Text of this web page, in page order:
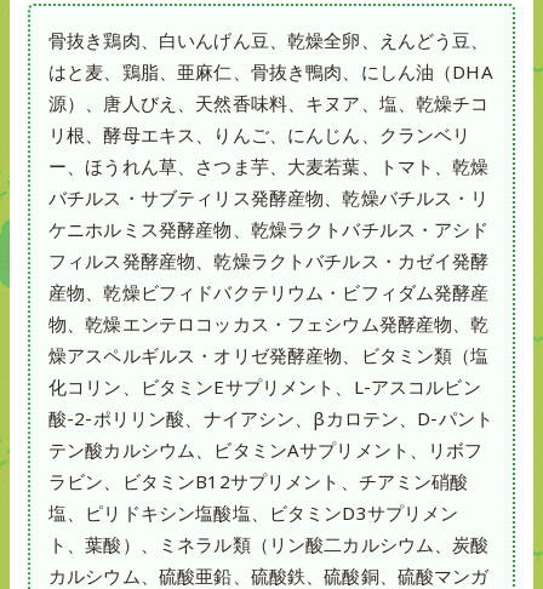
骨抜き鶏肉、白いんげん豆、乾燥全卵、えんどう豆、
はと麦、鶏脂、亜麻仁、骨抜き鴨肉、にしん油（DHA
源）、唐人びえ、天然香味料、キヌア、塩、乾燥チコ
リ根、酵母エキス、りんご、にんじん、クランベリ
ー、ほうれん草、さつま芋、大麦若葉、トマト、乾燥
バチルス・サブティリス発酵産物、乾燥バチルス・リ
ケニホルミス発酵産物、乾燥ラクトバチルス・アシド
フィルス発酵産物、乾燥ラクトバチルス・カゼイ発酵
産物、乾燥ビフィドバクテリウム・ビフィダム発酵産
物、乾燥エンテロコッカス・フェシウム発酵産物、乾
燥アスペルギルス・オリゼ発酵産物、ビタミン類（塩
化コリン、ビタミンEサプリメント、L-アスコルビン
酸-2-ポリリン酸、ナイアシン、βカロテン、D-パント
テン酸カルシウム、ビタミンAサプリメント、リボフ
ラビン、ビタミンB12サプリメント、チアミン硝酸
塩、ピリドキシン塩酸塩、ビタミンD3サプリメン
ト、葉酸）、ミネラル類（リン酸二カルシウム、炭酸
カルシウム、硫酸亜鉛、硫酸鉄、硫酸銅、硫酸マンガ